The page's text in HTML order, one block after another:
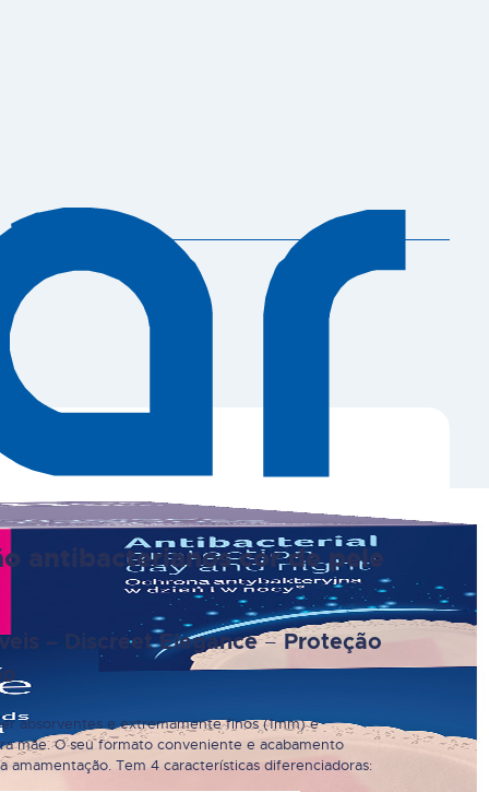
antibacterianos cor de pele
– Discreet Elegance– Proteção
absorventes e extremamente finos (1mm) e
mãe. O seu formato conveniente e acabamento
Tem 4 características diferenciadoras: